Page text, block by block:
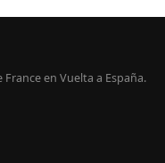
en Vuelta a España.